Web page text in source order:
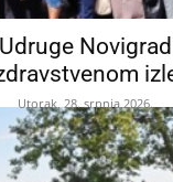
Utorak, 28. srpnja 2026.